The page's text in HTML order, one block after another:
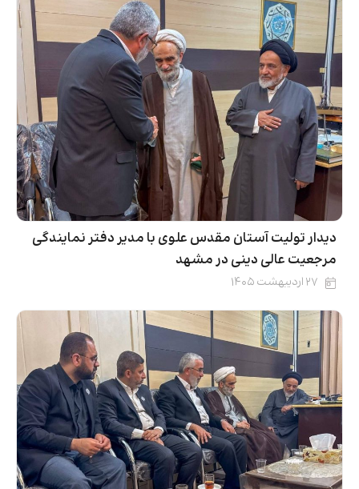
دیدار تولیت آستان مقدس علوی با مدیر دفتر نمایندگی
مرجعیت عالی دینی در مشهد
۲۷ اردیبهشت ۱۴۰۵